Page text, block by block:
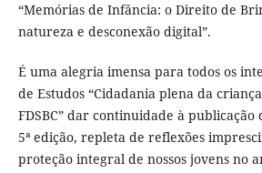
“Memórias de Infância: o Direito de
natureza e desconexão digital”.
É uma alegria imensa para todos os
de Estudos “Cidadania plena da
FDSBC” dar continuidade à publicação
5ª edição, repleta de reflexões
proteção integral de nossos jovens no